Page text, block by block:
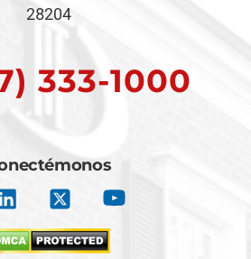
28204
333-1000